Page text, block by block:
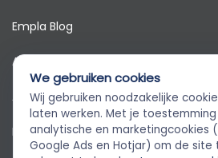
Empla Blog
Algemene voorwaarden
AVG
Privacybeleid
Empla Assistent
Altijd beschikbaar, stel een vraag
We gebruiken cookies
Wij gebruiken noodzakelijke
laten werken. Met je
analytische en marketingcookies
Google Ads en Hotjar) om de